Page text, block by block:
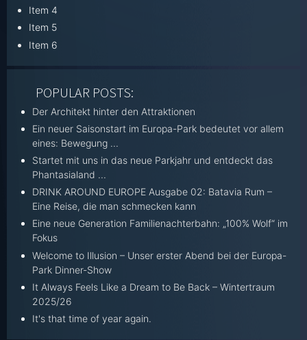
Item 4
Item 5
Item 6
POPULAR POSTS:
Der Architekt hinter den Attraktionen
Ein neuer Saisonstart im Europa-Park bedeutet vor allem
eines: Bewegung ...
Startet mit uns in das neue Parkjahr und entdeckt das
Phantasialand ...
DRINK AROUND EUROPE Ausgabe 02: Batavia Rum –
Eine Reise, die man schmecken kann
Eine neue Generation Familienachterbahn: „100% Wolf“ im
Fokus
Welcome to Illusion – Unser erster Abend bei der Europa-
Park Dinner-Show
It Always Feels Like a Dream to Be Back – Wintertraum
2025/26
It's that time of year again.